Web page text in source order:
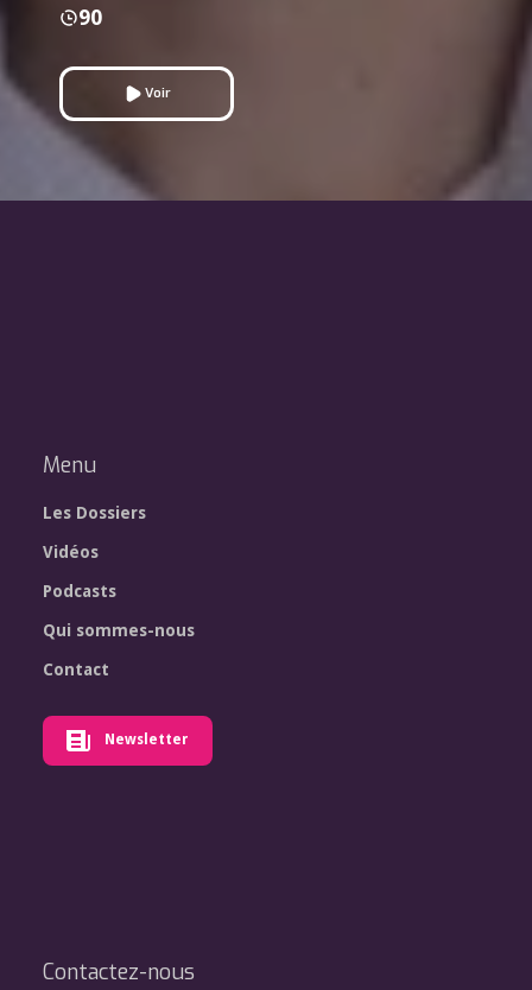
90
Voir
Menu
Les Dossiers
Vidéos
Podcasts
Qui sommes-nous
Contact
Newsletter
Contactez-nous